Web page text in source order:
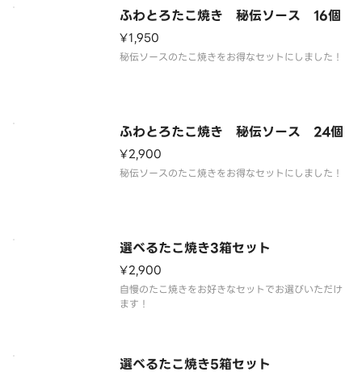
ふわとろたこ焼き 秘伝ソース 16個
¥1,950
秘伝ソースのたこ焼きをお得なセットにしました！
ふわとろたこ焼き 秘伝ソース 24個
¥2,900
秘伝ソースのたこ焼きをお得なセットにしました！
選べるたこ焼き3箱セット
¥2,900
自慢のたこ焼きをお好きなセットでお選びいただけ
ます！
選べるたこ焼き5箱セット